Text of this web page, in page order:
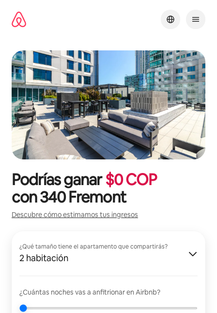
contenido
Podrías ganar$0COP
con340 Fremont
Descubre cómo estimamos tus ingresos
¿Qué tamaño tiene el apartamento que compartirás?
2 habitación
¿Cuántas noches vas a anfitrionar en Airbnb?